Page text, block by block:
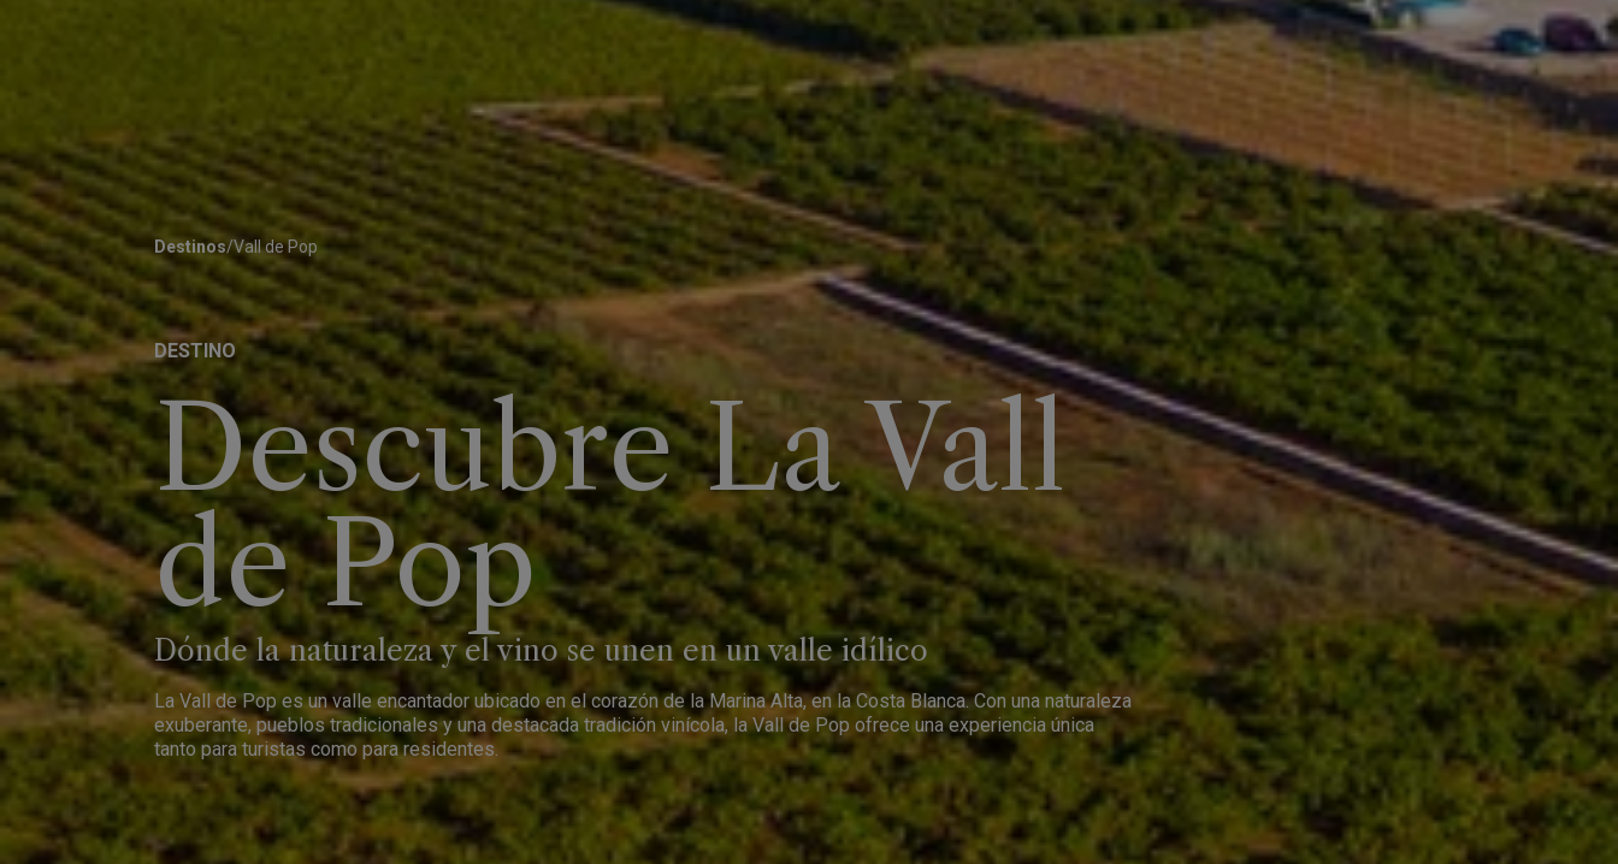
Destinos/Vall de Pop
DESTINO
Descubre La Vall
de Pop
Dónde la naturaleza y el vino se unen en un valle idílico
La Vall de Pop es un valle encantador ubicado en el corazón de la Marina Alta, en la Costa Blanca. Con una naturaleza
exuberante, pueblos tradicionales y una destacada tradición vinícola, la Vall de Pop ofrece una experiencia única
tanto para turistas como para residentes.